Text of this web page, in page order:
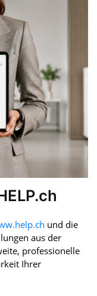
und die
aus der
professionelle
Ihrer